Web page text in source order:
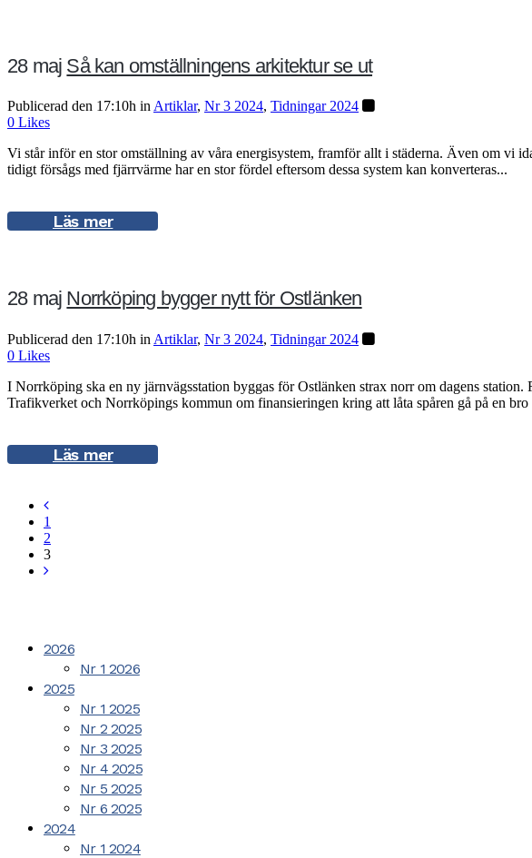
28 maj Så kan omställningens arkitektur se ut
Publicerad den 17:10h in Artiklar, Nr 3 2024, Tidningar 2024
0 Likes
Vi står inför en stor omställning av våra energisystem, framför allt i städerna. Även om vi
tidigt försågs med fjärrvärme har en stor fördel eftersom dessa system kan konverteras...
Läs mer
28 maj Norrköping bygger nytt för Ostlänken
Publicerad den 17:10h in Artiklar, Nr 3 2024, Tidningar 2024
0 Likes
I Norrköping ska en ny järnvägsstation byggas för Ostlänken strax norr om dagens
Trafikverket och Norrköpings kommun om finansieringen kring att låta spåren gå på en
Läs mer
1
2
3
2026
Nr 1 2026
2025
Nr 1 2025
Nr 2 2025
Nr 3 2025
Nr 4 2025
Nr 5 2025
Nr 6 2025
2024
Nr 1 2024